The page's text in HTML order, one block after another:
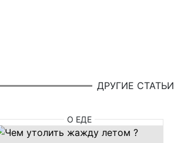
ДРУГИЕ СТАТЬИ
О ЕДЕ